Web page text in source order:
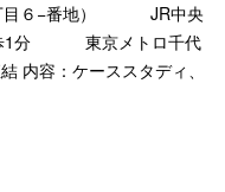
丁目６−番地） JR中央
歩1分 東京メトロ千代
内容：ケーススタディ、